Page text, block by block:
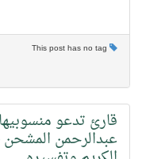
قارئ تدعو
عبدالرحمن المشحن